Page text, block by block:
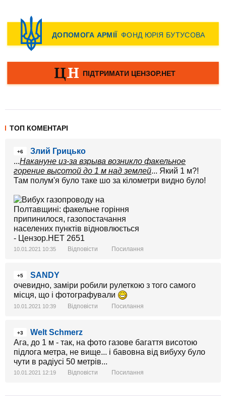
ТОП КОМЕНТАРІ
+6
Злий Грицько
...Накануне из-за взрыва возникло факельное
горение высотой до 1 м над землей... Який 1 м?!
Там полум'я було таке шо за кілометри видно було!
10.01.2021 10:35 Відповісти Посилання
+5
SANDY
очевидно, заміри робили рулеткою з того самого
місця, що і фотографували
10.01.2021 10:39 Відповісти Посилання
+3
Welt Schmerz
Ага, до 1 м - так, на фото газове багаття висотою
підлога метра, не вище... і бавовна від вибуху було
чути в радіусі 50 метрів...
10.01.2021 12:19 Відповісти Посилання